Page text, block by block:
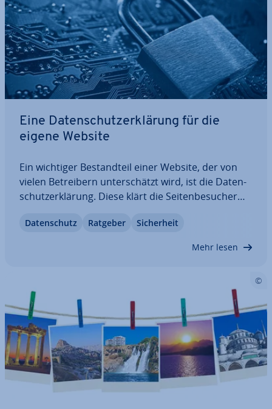
Eine Da­ten­schutz­er­klä­rung für die
eigene Website
Ein wichtiger Be­stand­teil einer Website, der von
vielen Be­trei­bern un­ter­schätzt wird, ist die Da­ten­
schutz­er­klä­rung. Diese klärt die Sei­ten­be­su­cher
preis­ge­ben und was mit ihren Daten geschieht.
Da­ten­schutz Ratgeber Si­cher­heit
Mehr lesen